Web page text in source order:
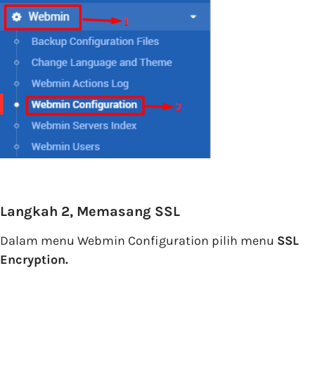
Langkah 2, Memasang SSL
Dalam menu Webmin Configuration pilih menu SSL
Encryption.